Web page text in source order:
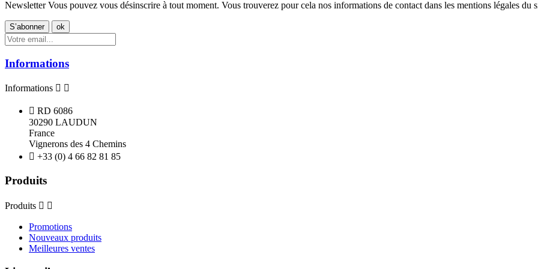
NewsletterVous pouvez vous désinscrire à tout moment. Vous trouverez pour cela nos informations de contact dans les mentions légales du
Informations
Informations  
 RD 6086
30290 LAUDUN
France
Vignerons des 4 Chemins
 +33 (0) 4 66 82 81 85
Produits
Produits  
Promotions
Nouveaux produits
Meilleures ventes